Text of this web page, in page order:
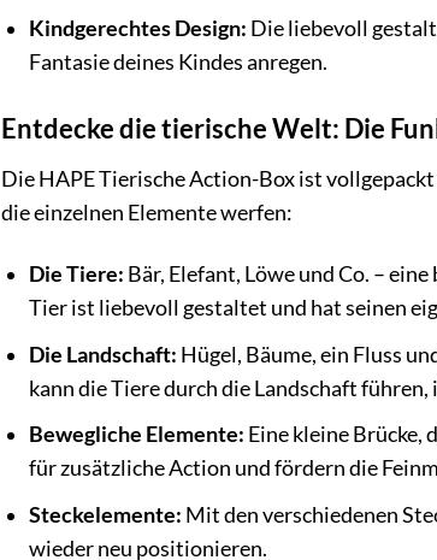
Kindgerechtes Design: Die liebevoll
Fantasie deines Kindes anregen.
Entdecke die tierische Welt: Die
Die HAPE Tierische Action-Box ist
die einzelnen Elemente werfen:
Die Tiere: Bär, Elefant, Löwe und Co. –
Tier ist liebevoll gestaltet und hat seinen
Die Landschaft: Hügel, Bäume, ein Fluss
kann die Tiere durch die Landschaft
Bewegliche Elemente: Eine kleine Brücke,
für zusätzliche Action und fördern die
Steckelemente: Mit den verschiedenen
wieder neu positionieren.